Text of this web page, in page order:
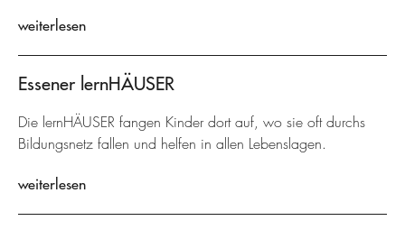
weiterlesen
Essener lernHÄUSER
Die lernHÄUSER fangen Kinder dort auf, wo sie oft durchs
Bildungsnetz fallen und helfen in allen Lebenslagen.
weiterlesen